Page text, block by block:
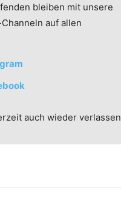
bleiben mit unsere
auf allen
auch wieder verlassen